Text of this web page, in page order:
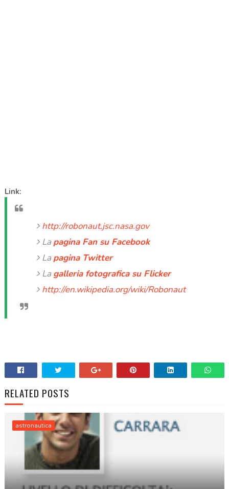
Link:
http://robonaut.jsc.nasa.gov
Lapagina Fan su Facebook
Lapagina Twitter
Lagalleria fotografica su Flicker
http://en.wikipedia.org/wiki/Robonaut
RELATED POSTS
astronautica